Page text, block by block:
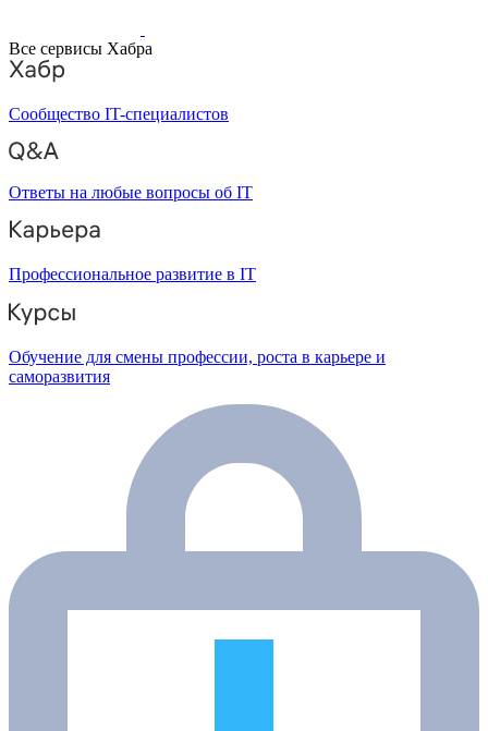
Все сервисы Хабра
Сообщество IT-специалистов
Ответы на любые вопросы об IT
Профессиональное развитие в IT
Обучение для смены профессии, роста в карьере и
саморазвития